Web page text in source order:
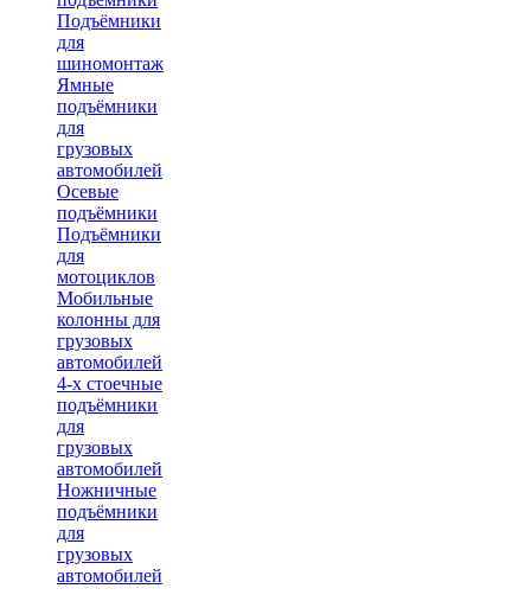
Подъёмники
для
шиномонтажа
Ямные
подъёмники
для
грузовых
автомобилей
Осевые
подъёмники
Подъёмники
для
мотоциклов
Мобильные
колонны для
грузовых
автомобилей
4-х стоечные
подъёмники
для
грузовых
автомобилей
Ножничные
подъёмники
для
грузовых
автомобилей